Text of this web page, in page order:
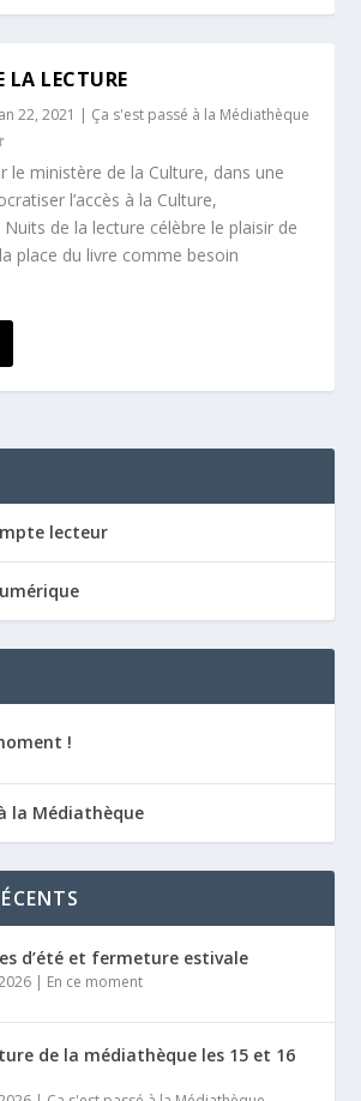
LA LECTURE
22, 2021 | Ça s'est passé à la Médiathèque
le ministère de la Culture, dans une
l’accès à la Culture,
Nuits de la lecture célèbre le plaisir de
place du livre comme besoin
lecteur
!
la Médiathèque
d’été et fermeture estivale
| En ce moment
de la médiathèque les 15 et 16